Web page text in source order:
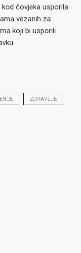
kod čovjeka usporila
vezanih za
koji bi usporili
ZDRAVLJE